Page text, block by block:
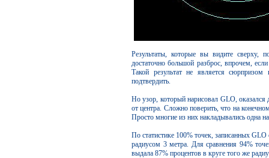
Результаты, которые вы видите сверху,
достаточно большой разброс, впрочем,
Такой результат не является
подтвердить.
Но узор, который нарисовал GLO,
от центра. Сложно поверить, что на
Просто многие из них накладывались одна
По статистике 100% точек, записанных
радиусом 3 метра. Для сравнения 94%
выдала 87% процентов в круге того же